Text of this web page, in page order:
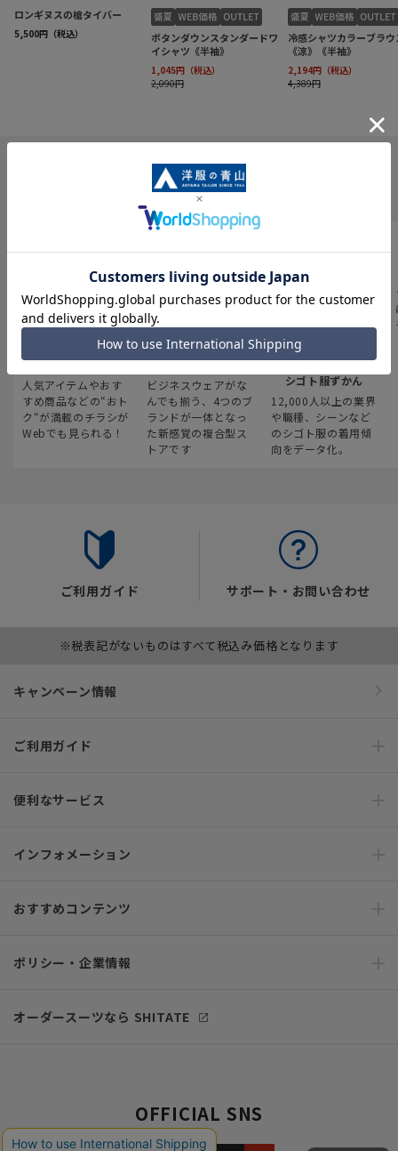
INFORMATION
最新のお買い得情報
人気アイテムやおす
すめ商品などの“おト
ク“が満載のチラシが
Webでも見られる！
スーツスクエア
ビジネスウェアがな
んでも揃う、4つのブ
ランドが一体となっ
た新感覚の複合型ス
トアです
みんなの
シゴト服ずかん
12,000人以上の業界
や職種、シーンなど
のシゴト服の着用傾
向をデータ化。
ご利用ガイド サポート・お問い合わせ
※税表記がないものはすべて税込み価格となります
キャンペーン情報
ご利用ガイド
便利なサービス
インフォメーション
おすすめコンテンツ
ポリシー・企業情報
オーダースーツなら SHITATE
OFFICIAL SNS